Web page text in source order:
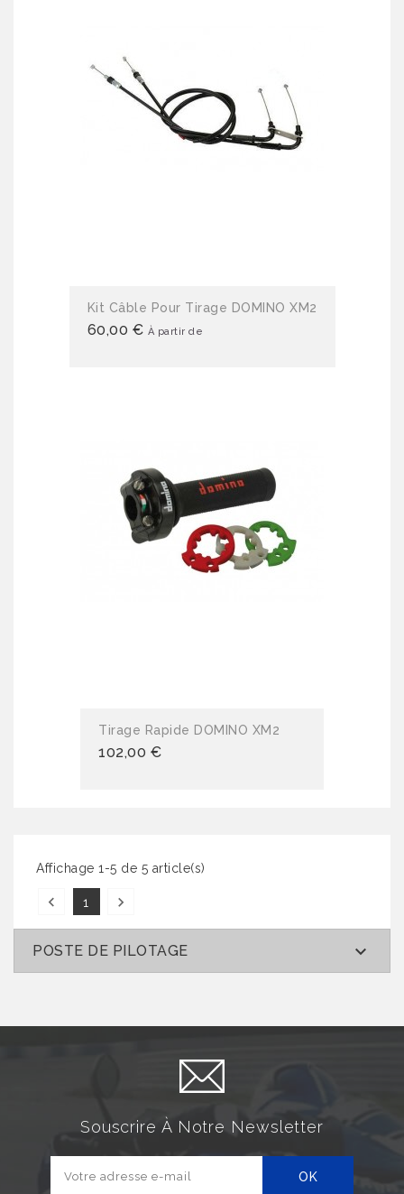
Kit Câble Pour Tirage DOMINO XM2
60,00 € À partir de
Tirage Rapide DOMINO XM2
102,00 €
Affichage 1-5 de 5 article(s)
 1 
POSTE DE PILOTAGE 
Souscrire À Notre Newsletter